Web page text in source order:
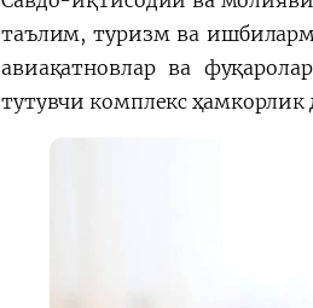
таълим, туризм ва
авиақатновлар ва
тутувчи комплекс